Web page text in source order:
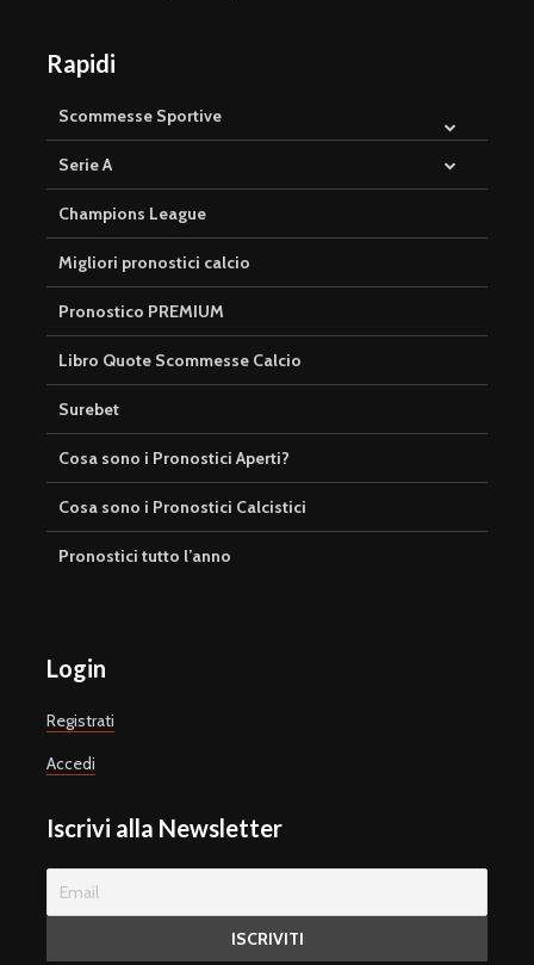
Rapidi
Scommesse Sportive
Serie A
Champions League
Migliori pronostici calcio
Pronostico PREMIUM
Libro Quote Scommesse Calcio
Surebet
Cosa sono i Pronostici Aperti?
Cosa sono i Pronostici Calcistici
Pronostici tutto l’anno
Login
Registrati
Accedi
Iscrivi alla Newsletter